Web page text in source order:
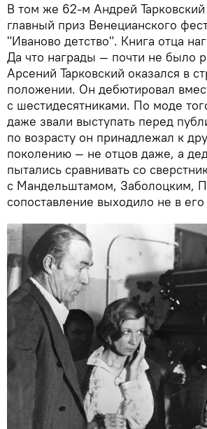
В том же 62-м Андрей Тарковский
главный приз Венецианского
"Иваново детство". Книга отца
Да что награды — почти не было
Арсений Тарковский оказался в
положении. Он дебютировал
с шестидесятниками. По моде
даже звали выступать перед
по возрасту он принадлежал к
поколению — не отцов даже, а
пытались сравнивать со
с Мандельштамом, Заболоцким,
сопоставление выходило не в его